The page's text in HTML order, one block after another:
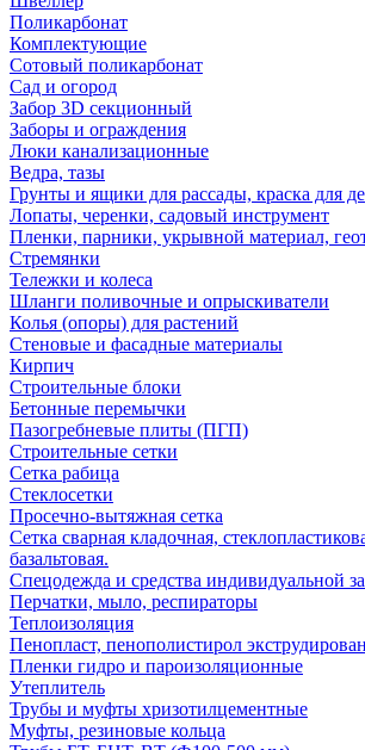
Поликарбонат
Комплектующие
Сотовый поликарбонат
Сад и огород
Забор 3D секционный
Заборы и ограждения
Люки канализационные
Ведра, тазы
Грунты и ящики для рассады, краска для
Лопаты, черенки, садовый инструмент
Пленки, парники, укрывной материал,
Стремянки
Тележки и колеса
Шланги поливочные и опрыскиватели
Колья (опоры) для растений
Стеновые и фасадные материалы
Кирпич
Строительные блоки
Бетонные перемычки
Пазогребневые плиты (ПГП)
Строительные сетки
Сетка рабица
Стеклосетки
Просечно-вытяжная сетка
Сетка сварная кладочная,
базальтовая.
Спецодежда и средства индивидуальной
Перчатки, мыло, респираторы
Теплоизоляция
Пенопласт, пенополистирол
Пленки гидро и пароизоляционные
Утеплитель
Трубы и муфты хризотилцементные
Муфты, резиновые кольца